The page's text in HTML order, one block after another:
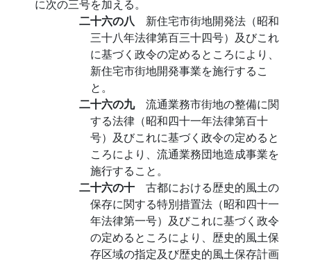
に次の三号を加える。
二十六の八 新住宅市街地開発法（昭和
三十八年法律第百三十四号）及びこれ
に基づく政令の定めるところにより、
新住宅市街地開発事業を施行するこ
と。
二十六の九 流通業務市街地の整備に関
する法律（昭和四十一年法律第百十
号）及びこれに基づく政令の定めると
ころにより、流通業務団地造成事業を
施行すること。
二十六の十 古都における歴史的風土の
保存に関する特別措置法（昭和四十一
年法律第一号）及びこれに基づく政令
の定めるところにより、歴史的風土保
存区域の指定及び歴史的風土保存計画